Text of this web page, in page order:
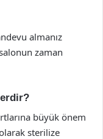
almanız
zaman
büyük önem
sterilize